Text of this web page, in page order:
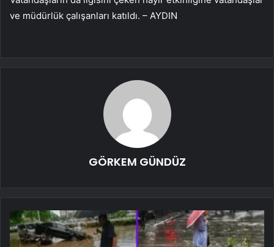
ve müdürlük çalışanları katıldı. – AYDIN
GÖRKEM GÜNDÜZ